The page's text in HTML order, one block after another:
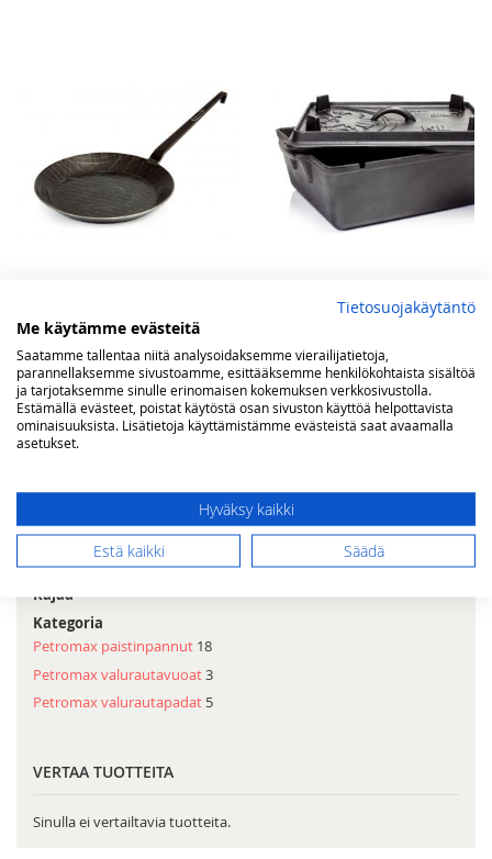
Petromax takorautapannu
32 cm
84,90 €
Ei varastossa
vuoka kannella k8
95,00 €
Ei varastossa
Sivu
Edellinen Sivu
1 Sivu
2
You're
currently
page
3
Rajaa
Kategoria
Petromax paistinpannut 18
Petromax valurautavuoat3
Petromax valurautapadat 5
VERTAA TUOTTEITA
Sinulla ei vertailtavia tuotteita.
Tietosuojakäytäntö
Me käytämme evästeitä
Saatamme tallentaa niitä analysoidaksemme vierailijatietoja,
parannellaksemme sivustoamme, esittääksemme henkilökohtaista sisältöä
ja tarjotaksemme sinulle erinomaisen kokemuksen verkkosivustolla.
Estämällä evästeet, poistat käytöstä osan sivuston käyttöä helpottavista
ominaisuuksista. Lisätietoja käyttämistämme evästeistä saat avaamalla
asetukset.
Hyväksy kaikki
Estä kaikki
Säädä